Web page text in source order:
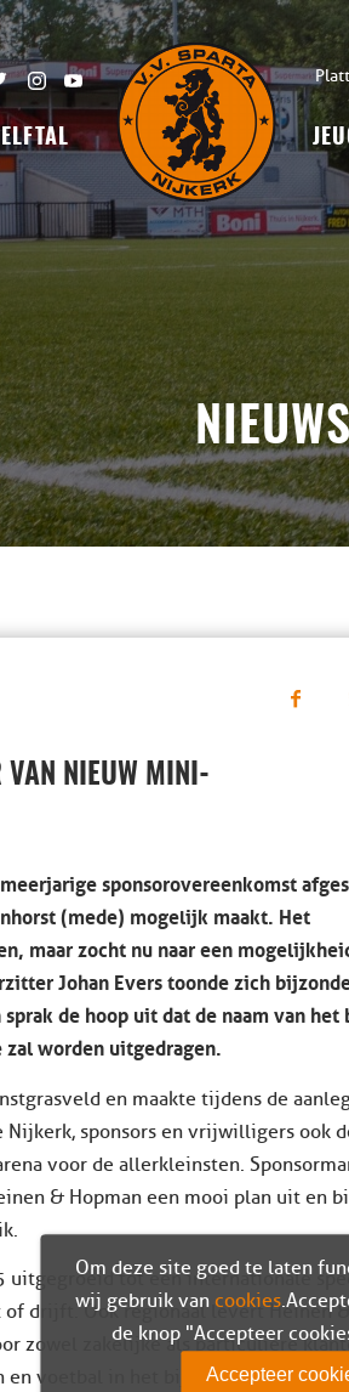
VAN NIEUW MINI-
sponsorovereenkomst
(mede) mogelijk maakt. Het
maar zocht nu naar een
Johan Evers toonde zich
de hoop uit dat de naam van
worden uitgedragen.
en maakte tijdens de
sponsors en vrijwilligers ook
voor de allerkleinsten.
& Hopman een mooi plan uit en
uitgegroeid tot een internationale
drijft. Ook regionaal levert Heinen &
zowel zakelijke als particuliere
voetbal in het bijzonder een warm
Om deze site goed te laten
wij gebruik van cookies.
de knop "Accepteer
Accepteer